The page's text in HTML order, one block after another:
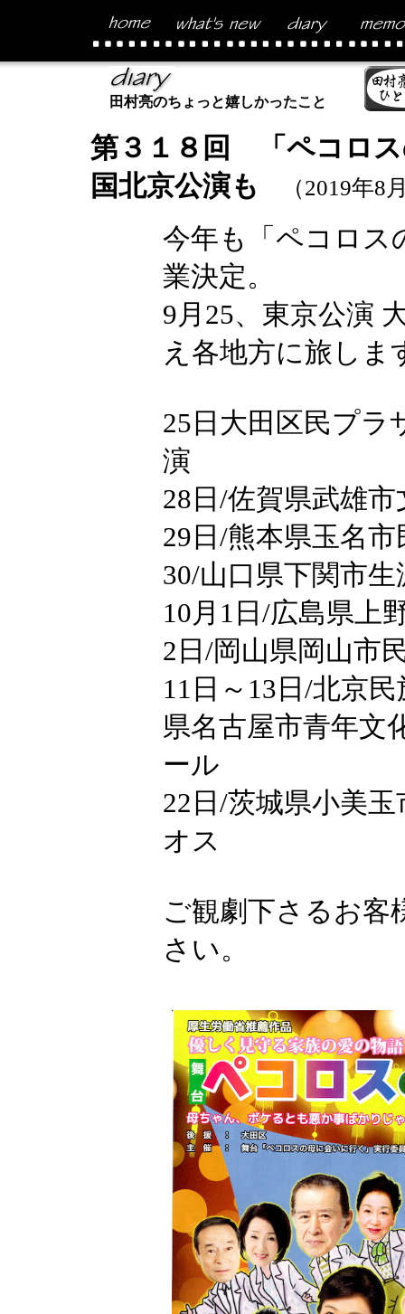
田村亮のちょっと嬉しかったこと
第３１８回 「ペコロス
国北京公演も
（2019年8
今年も「ペコロス
業決定。
9月25、東京公演
え各地方に旅しま
25日大田区民プラ
演
28日/佐賀県武雄
29日/熊本県玉名市
30/山口県下関市
10月1日/広島県上
2日/岡山県岡山市
11日～13日/北京
県名古屋市青年文
ール
22日/茨城県小美
オス
ご観劇下さるお客
さい。